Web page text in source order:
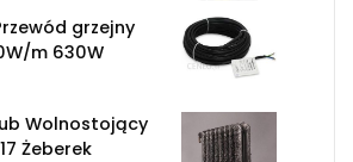
grzejny
m 630W
Wolnostojący
Żeberek